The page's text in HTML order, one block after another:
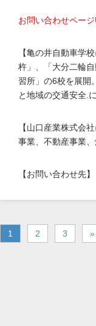
お問い合わせページ
【亀の井自動車学
杵」、「大分二輪
習所」の6校を展開
と地域の交通安全.
【山口産業株式会
事業、不動産事業
【お問い合わせ
1 2 3 »